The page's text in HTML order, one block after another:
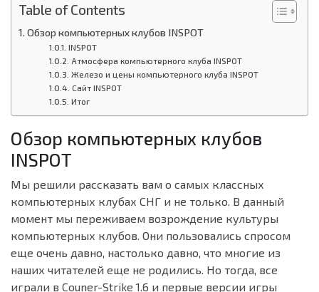
Table of Contents
Обзор компьютерных клубов INSPOT
INSPOT
Атмосфера компьютерного клуба INSPOT
Железо и цены компьютерного клуба INSPOT
Сайт INSPOT
Итог
Обзор компьютерных клубов
INSPOT
Мы решили рассказать вам о самых классных
компьютерных клубах СНГ и не только. В данный
момент мы переживаем возрождение культуры
компьютерных клубов. Они пользовались спросом
еще очень давно, настолько давно, что многие из
наших читателей еще не родились. Но тогда, все
играли в Couner-Strike 1.6 и первые версии игры